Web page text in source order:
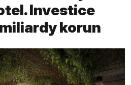
Investice
korun